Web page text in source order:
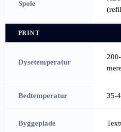
Spole
PRINT
Dysetemperatur
Bedtemperatur 35-
Byggeplade